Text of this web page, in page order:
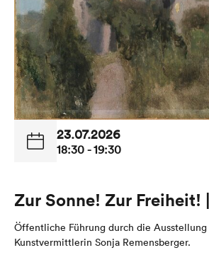
23.07.2026
18:30 - 19:30
Zur Sonne! Zur Freiheit!
Öffentliche Führung durch die
Kunstvermittlerin Sonja Remensberger.